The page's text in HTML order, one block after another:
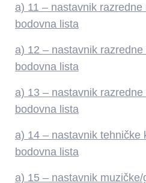
a) 11 – nastavnik
bodovna lista
a) 12 – nastavnik
bodovna lista
a) 13 – nastavnik
bodovna lista
a) 14 – nastavnik tehničke
bodovna lista
a) 15 – nastavnik